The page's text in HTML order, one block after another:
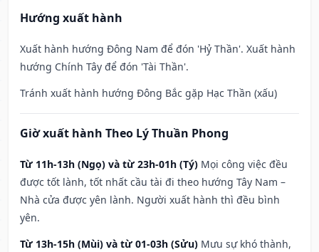
Hướng xuất hành
Xuất hành hướng Đông Nam để đón 'Hỷ Thần'. Xuất hành
hướng Chính Tây để đón 'Tài Thần'.
Tránh xuất hành hướng Đông Bắc gặp Hạc Thần (xấu)
Giờ xuất hành Theo Lý Thuần Phong
Từ 11h-13h (Ngọ) và từ 23h-01h (Tý) Mọi công việc đều
được tốt lành, tốt nhất cầu tài đi theo hướng Tây Nam –
Nhà cửa được yên lành. Người xuất hành thì đều bình
yên.
Từ 13h-15h (Mùi) và từ 01-03h (Sửu) Mưu sự khó thành,